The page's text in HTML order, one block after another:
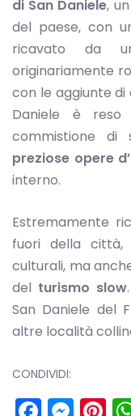
di San Daniele,
del paese, con
ricavato da
originariamente
con le aggiunte di
Daniele è reso
commistione di
preziose opere
interno.
Estremamente
fuori della
culturali, ma
del turismo slow
San Daniele del
altre località
CONDIVIDI: